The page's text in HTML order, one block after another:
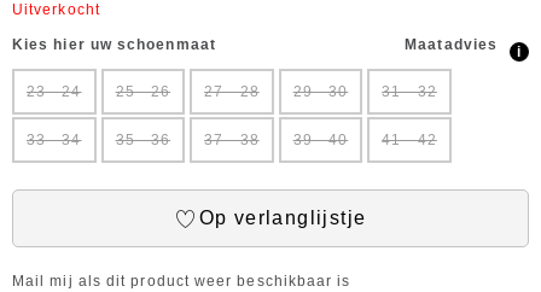
Uitverkocht
Kies hier uw schoenmaat Maatadvies i
23 - 24 25 - 26 27 - 28 29 - 30 31 - 32
33 - 34 35 - 36 37 - 38 39 - 40 41 - 42
Op verlanglijstje
Mail mij als dit product weer beschikbaar is